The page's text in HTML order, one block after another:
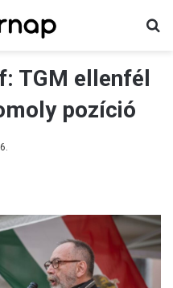
TGM ellenfél
pozíció